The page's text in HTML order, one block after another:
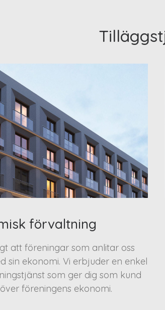
förvaltning
att föreningar som anlitar oss
sin ekonomi. Vi erbjuder en enkel
som ger dig som kund
föreningens ekonomi.